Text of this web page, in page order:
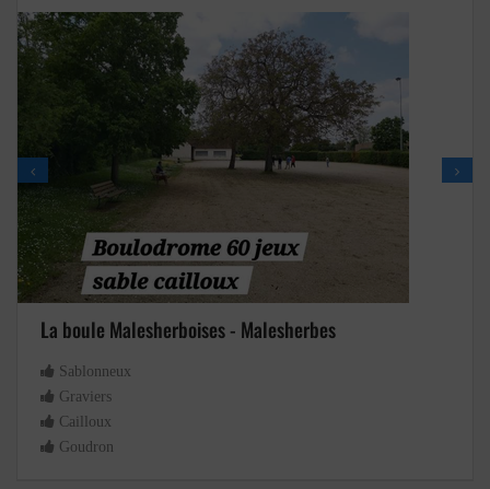
La boule Malesherboises - Malesherbes
Sablonneux
Graviers
Cailloux
Goudron